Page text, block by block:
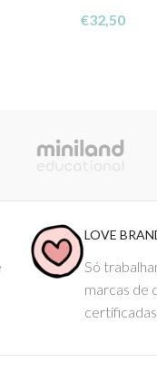
€32,50
LOVE
Só
marcas de
certificadas.